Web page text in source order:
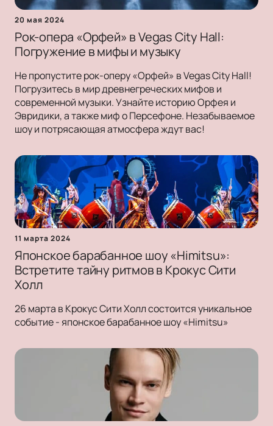
20 мая 2024
Рок-опера «Орфей» в Vegas City Hall:
Погружение в мифы и музыку
Не пропустите рок-оперу «Орфей» в Vegas City Hall!
Погрузитесь в мир древнегреческих мифов и
современной музыки. Узнайте историю Орфея и
Эвридики, а также миф о Персефоне. Незабываемое
шоу и потрясающая атмосфера ждут вас!
11 марта 2024
Японское барабанное шоу «Himitsu»:
Встретите тайну ритмов в Крокус Сити
Холл
26 марта в Крокус Сити Холл состоится уникальное
событие - японское барабанное шоу «Himitsu»